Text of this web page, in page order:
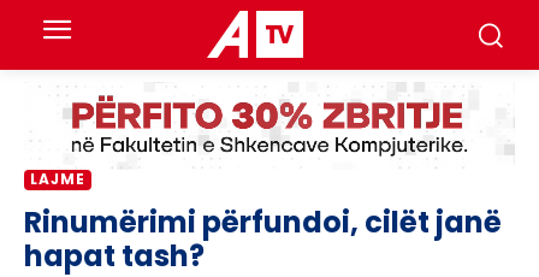
LAJME
Rinumërimi përfundoi, cilët janë
hapat tash?